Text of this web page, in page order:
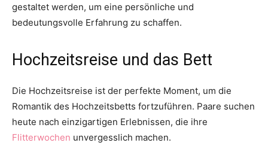
gestaltet werden, um eine persönliche und
bedeutungsvolle Erfahrung zu schaffen.
Hochzeitsreise und das Bett
Die Hochzeitsreise ist der perfekte Moment, um die
Romantik des Hochzeitsbetts fortzuführen. Paare suchen
heute nach einzigartigen Erlebnissen, die ihre
Flitterwochen unvergesslich machen.